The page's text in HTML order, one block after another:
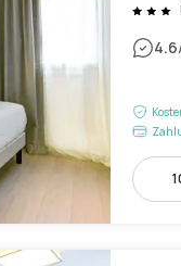
4.6